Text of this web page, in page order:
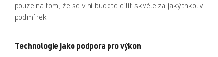
pouze na tom, že se v ní budete cítit skvěle za jakýchkoliv
podmínek.
Technologie jako podpora pro výkon